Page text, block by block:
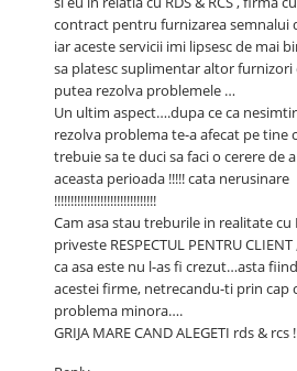
contract pentru furnizarea semnalui
iar aceste servicii imi lipsesc de mai
sa platesc suplimentar altor
putea rezolva problemele …
Un ultim aspect….dupa ce ca
rezolva problema te-a afecat pe tine
trebuie sa te duci sa faci o cerere de
aceasta perioada !!!!! cata nerusinare
!!!!!!!!!!!!!!!!!!!!!!!!!!!!!!!
Cam asa stau treburile in realitate cu
priveste RESPECTUL PENTRU
ca asa este nu l-as fi crezut…asta
acestei firme, netrecandu-ti prin cap
problema minora….
GRIJA MARE CAND ALEGETI rds & rcs